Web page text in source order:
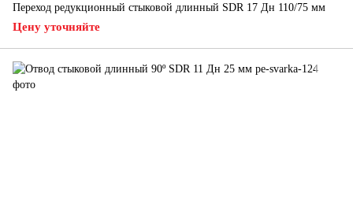
Переход редукционный стыковой длинный SDR 17 Дн 110/75 мм
Цену уточняйте